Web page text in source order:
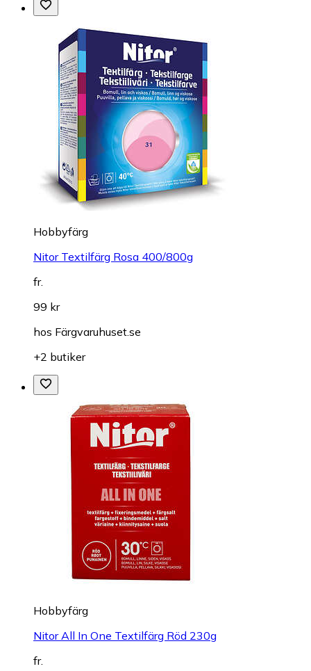
Hobbyfärg
Nitor Textilfärg Rosa 400/800g
fr.
99 kr
hos Färgvaruhuset.se
+2 butiker
Hobbyfärg
Nitor All In One Textilfärg Röd 230g
fr.